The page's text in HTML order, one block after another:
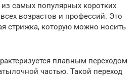
самых популярных коротких
возрастов и профессий. Это
стрижка, которую можно носить
плавным переходом
частью. Такой переход